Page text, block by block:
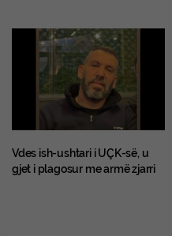
Vdes ish-ushtari i UÇK-së, u
gjet i plagosur me armë zjarri